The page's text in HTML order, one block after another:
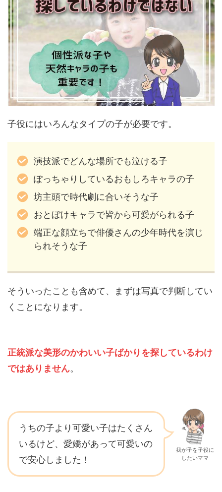
子役にはいろんなタイプの子が必要です。
演技派でどんな場所でも泣ける子
ぽっちゃりしているおもしろキャラの子
坊主頭で時代劇に合いそうな子
おとぼけキャラで皆から可愛がられる子
端正な顔立ちで俳優さんの少年時代を演じ
られそうな子
そういったことも含めて、まずは写真で判断してい
くことになります。
正統派な美形のかわいい子ばかりを探しているわけ
ではありません。
うちの子より可愛い子はたくさん
いるけど、愛嬌があって可愛いの
で安心しました！
我が子を子役に
したいママ